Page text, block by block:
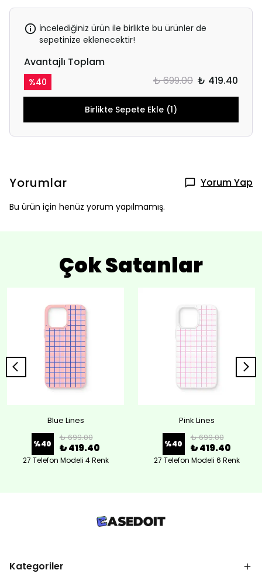
İncelediğiniz ürün ile birlikte bu ürünler de
sepetinize eklenecektir!
Avantajlı Toplam
%40 ₺ 699.00 ₺ 419.40
Birlikte Sepete Ekle (1)
Yorumlar Yorum Yap
Bu ürün için henüz yorum yapılmamış.
Çok Satanlar
Blue Lines
%40
₺ 699.00
₺ 419.40
27 Telefon Modeli 4 Renk
Pink Lines
%40
₺ 699.00
₺ 419.40
27 Telefon Modeli 6 Renk
Kategoriler